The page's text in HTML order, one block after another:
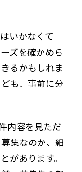
いかなくて
ズを確かめら
るかもしれま
も、事前に分
内容を見ただ
集なのか、細
があります。